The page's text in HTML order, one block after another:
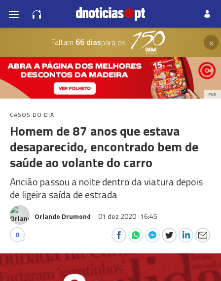
Faltam 66 diaspara os ×
PUB
CASOS DO DIA
Homem de 87 anos que estava
desaparecido, encontrado bem de
saúde ao volante do carro
Ancião passou a noite dentro da viatura depois
de ligeira saída de estrada
Orlando Drumond 01 dez 2020 16:45
0